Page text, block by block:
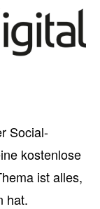
Social-
kostenlose
ist alles,
hat.